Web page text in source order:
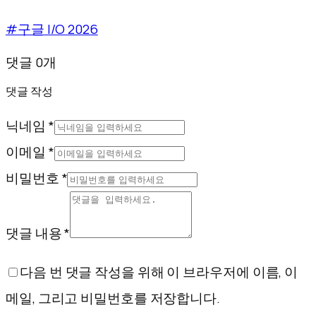
#구글 I/O 2026
댓글 0개
댓글 작성
닉네임 *
이메일 *
비밀번호 *
댓글 내용 *
다음 번 댓글 작성을 위해 이 브라우저에 이름, 이
메일, 그리고 비밀번호를 저장합니다.